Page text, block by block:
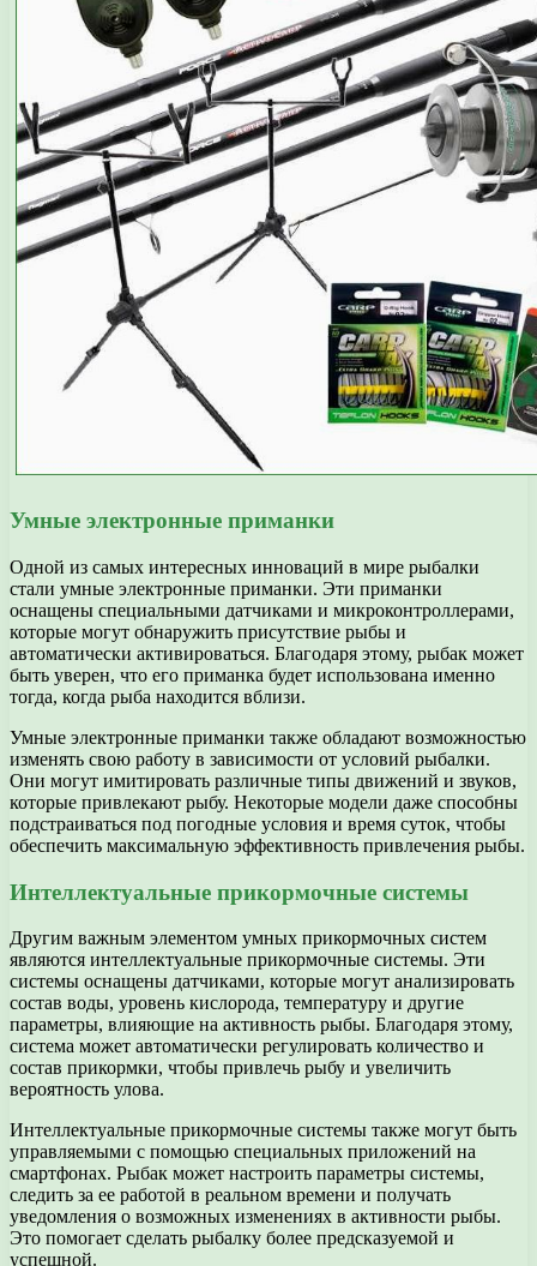
Умные электронные приманки
Одной из самых интересных инноваций в мире рыбалки
стали умные электронные приманки. Эти приманки
оснащены специальными датчиками и микроконтроллерами,
которые могут обнаружить присутствие рыбы и
автоматически активироваться. Благодаря этому, рыбак может
быть уверен, что его приманка будет использована именно
тогда, когда рыба находится вблизи.
Умные электронные приманки также обладают возможностью
изменять свою работу в зависимости от условий рыбалки.
Они могут имитировать различные типы движений и звуков,
которые привлекают рыбу. Некоторые модели даже способны
подстраиваться под погодные условия и время суток, чтобы
обеспечить максимальную эффективность привлечения рыбы.
Интеллектуальные прикормочные системы
Другим важным элементом умных прикормочных систем
являются интеллектуальные прикормочные системы. Эти
системы оснащены датчиками, которые могут анализировать
состав воды, уровень кислорода, температуру и другие
параметры, влияющие на активность рыбы. Благодаря этому,
система может автоматически регулировать количество и
состав прикормки, чтобы привлечь рыбу и увеличить
вероятность улова.
Интеллектуальные прикормочные системы также могут быть
управляемыми с помощью специальных приложений на
смартфонах. Рыбак может настроить параметры системы,
следить за ее работой в реальном времени и получать
уведомления о возможных изменениях в активности рыбы.
Это помогает сделать рыбалку более предсказуемой и
успешной.